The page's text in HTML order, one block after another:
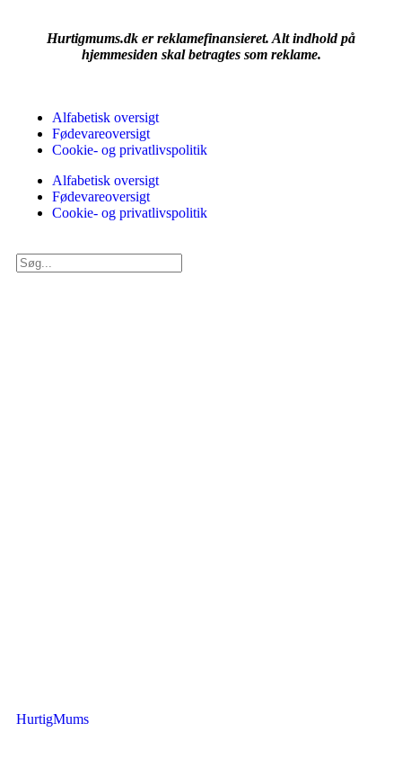
Hurtigmums.dk er reklamefinansieret. Alt indhold på
hjemmesiden skal betragtes som reklame.
Alfabetisk oversigt
Fødevareoversigt
Cookie- og privatlivspolitik
Alfabetisk oversigt
Fødevareoversigt
Cookie- og privatlivspolitik
HurtigMums